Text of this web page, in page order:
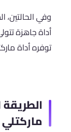
وفي
أداة جاهزة
توفره أداة
ماركتلي